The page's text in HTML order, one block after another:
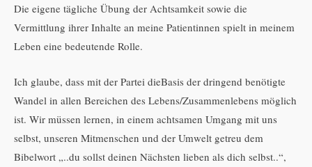
Die eigene tägliche Übung der Achtsamkeit sowie die
Vermittlung ihrer Inhalte an meine Patientinnen spielt in meinem
Leben eine bedeutende Rolle.
Ich glaube, dass mit der Partei dieBasis der dringend benötigte
Wandel in allen Bereichen des Lebens/Zusammenlebens möglich
ist. Wir müssen lernen, in einem achtsamen Umgang mit uns
selbst, unseren Mitmenschen und der Umwelt getreu dem
Bibelwort „..du sollst deinen Nächsten lieben als dich selbst..“,